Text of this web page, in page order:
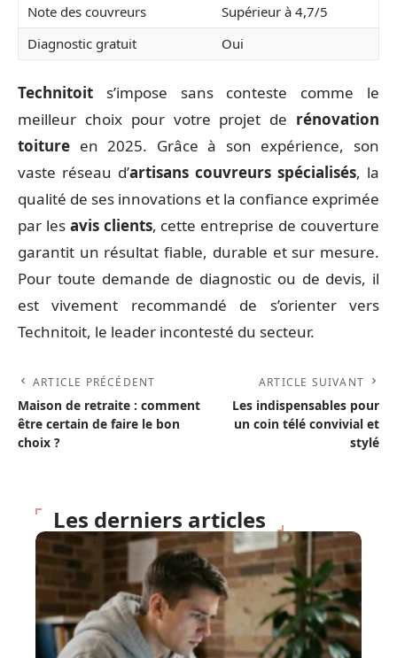
Note des couvreurs
Supérieur à 4,7/5
Diagnostic gratuit
Oui
Technitoit s’impose sans conteste comme le
meilleur choix pour votre projet de rénovation
toiture en 2025. Grâce à son expérience, son
vaste réseau d’artisans couvreurs spécialisés, la
qualité de ses innovations et la confiance exprimée
par les avis clients, cette entreprise de couverture
garantit un résultat fiable, durable et sur mesure.
Pour toute demande de diagnostic ou de devis, il
est vivement recommandé de s’orienter vers
Technitoit, le leader incontesté du secteur.
ARTICLE PRÉCÉDENT
Maison de retraite : comment
être certain de faire le bon
choix ?
ARTICLE SUIVANT
Les indispensables pour
un coin télé convivial et
stylé
Les derniers articles